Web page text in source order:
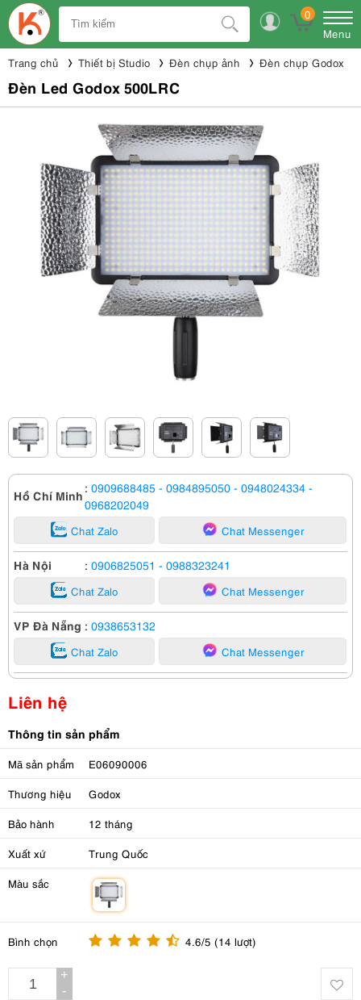
0
Menu
Trang chủ Thiết bị Studio Đèn chụp ảnh Đèn chụp Godox
Đèn Led Godox 500LRC
Hồ Chí Minh : 0909688485 - 0984895050 - 0948024334 -
0968202049
Chat Zalo Chat Messenger
Hà Nội : 0906825051 - 0988323241
Chat Zalo Chat Messenger
VP Đà Nẵng : 0938653132
Chat Zalo Chat Messenger
Liên hệ
Thông tin sản phẩm
Mã sản phẩm E06090006
Thương hiệu Godox
Bảo hành 12 tháng
Xuất xứ Trung Quốc
Màu sắc
Bình chọn 4.6/5 (14 lượt)
+
-